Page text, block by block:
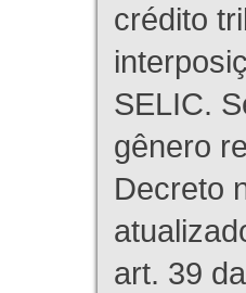
crédito
SELIC.
gênero
Decreto
art. 39